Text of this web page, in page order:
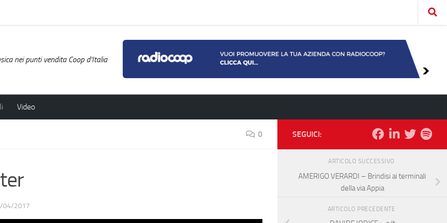
nei punti vendita Coop d'Italia
Video
0
04/2017
SEGUICI:
ARTICOLO SUCCESSIVO
AMERIGO VERARDI – Brindisi ai terminali
della via Appia
ARTICOLO PRECEDENTE